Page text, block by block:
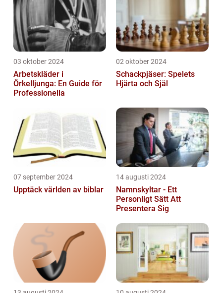
03 oktober 2024
Arbetskläder i
Örkelljunga: En Guide för
Professionella
02 oktober 2024
Schackpjäser: Spelets
Hjärta och Själ
07 september 2024
Upptäck världen av biblar
14 augusti 2024
Namnskyltar - Ett
Personligt Sätt Att
Presentera Sig